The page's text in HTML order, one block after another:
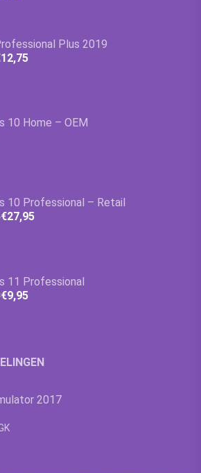
Plus 2019
10 Home – OEM
10 Professional – Retail
€27,95
11 Professional
€9,95
2017